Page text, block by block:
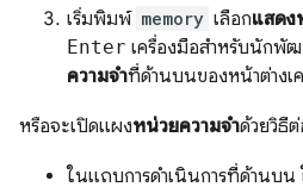
เริ่มพิมพ์ memory เลือกแสดง
Enter เครื่องมือสำหรับนักพั
ความจำที่ด้านบนของหน้าต่างเ
หรือจะเปิดแผงหน่วยความจำด้วยวิธี
ในแถบการดำเนินการที่ด้านบน